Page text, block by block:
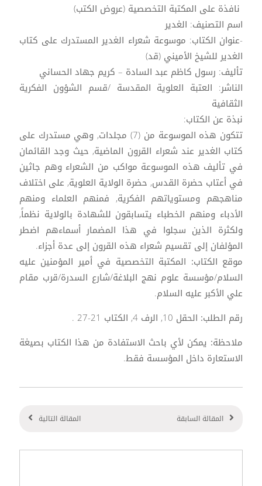
نافذة على المكتبة التخصصية (عروض الكتب)
اسم التصنيف: الغدير
-عنوان الكتاب: موسوعة شعراء الغدير المستدرك على كتاب
الغدير للشيخ الأميني (قد)
تأليف: رسول كاظم عبد السادة – كريم جهاد الحساني
الناشر: العتبة العلوية المقدسة /قسم الشؤون الفكرية
الثقافية
نبذة عن الكتاب:
تتكون هذه الموسوعة من (7) مجلدات, وهي مستدرك على
كتاب الغدير عند شعراء القرون الماضية, حيث وجد القائمان
في تأليف هذه الموسوعة مواكب من الشعراء وهم جاثين
في أعتاب حضرة القدس, حضرة الولاية العلوية, على اختلاف
مناهجهم ومستوياتهم الفكرية, فمنهم العلماء ومنهم
الأدباء ومنهم الخطباء يتسابقون للشهادة بالولاية نظماً,
ولكثرة الذين سجلوا في هذا المضمار أسماءهم اضطر
المؤلفان إلى تقسيم شعراء هذه القرون إلى عدة أجزاء.
موقع الكتاب: المكتبة التخصصية في أمير المؤمنين عليه
السلام/مؤسسة علوم نهج البلاغة/شارع السدرة/قرب مقام
علي الأكبر عليه السلام.
رقم الطلب: الحقل 10, الرف 4, الكتاب 21-27 .
ملاحظة: يمكن لأي باحث الاستفادة من هذا الكتاب بصيغة
الاستعارة داخل المؤسسة فقط.
المقالة السابقة المقالة التالية